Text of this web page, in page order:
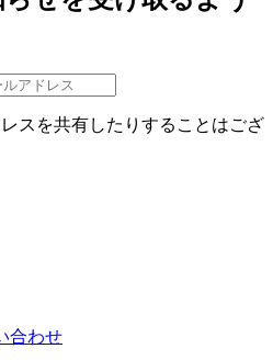
スを共有したりすることはござ
合わせ